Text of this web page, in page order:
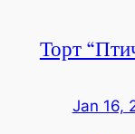
Торт
Jan 16,